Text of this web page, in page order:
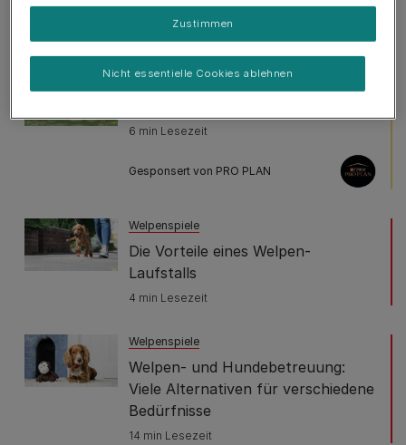
und Denkspiele
Welpenspiele
6 min Lesezeit
Gesponsert von PRO PLAN
Welpenspiele
Die Vorteile eines Welpen-
Laufstalls
4 min Lesezeit
Welpenspiele
Welpen- und Hundebetreuung:
Viele Alternativen für verschiedene
Bedürfnisse
14 min Lesezeit
Nicht essentielle Cookies ablehnen
Zustimmen